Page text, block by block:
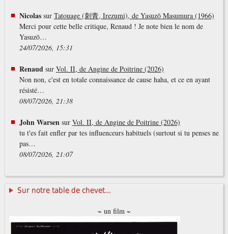
Nicolassur Tatouage (刺青, Irezumi), de Yasuzō Masumura (1966)
Merci pour cette belle critique, Renaud ! Je note bien le nom de
Yasuzō…
24/07/2026, 15:31
Renaudsur Vol. II, de Angine de Poitrine (2026)
Non non, c'est en totale connaissance de cause haha, et ce en ayant
résisté…
08/07/2026, 21:38
John Warsensur Vol. II, de Angine de Poitrine (2026)
tu t'es fait enfler par tes influenceurs habituels (surtout si tu penses ne
pas…
08/07/2026, 21:07
Sur notre table de chevet...
~ un film ~